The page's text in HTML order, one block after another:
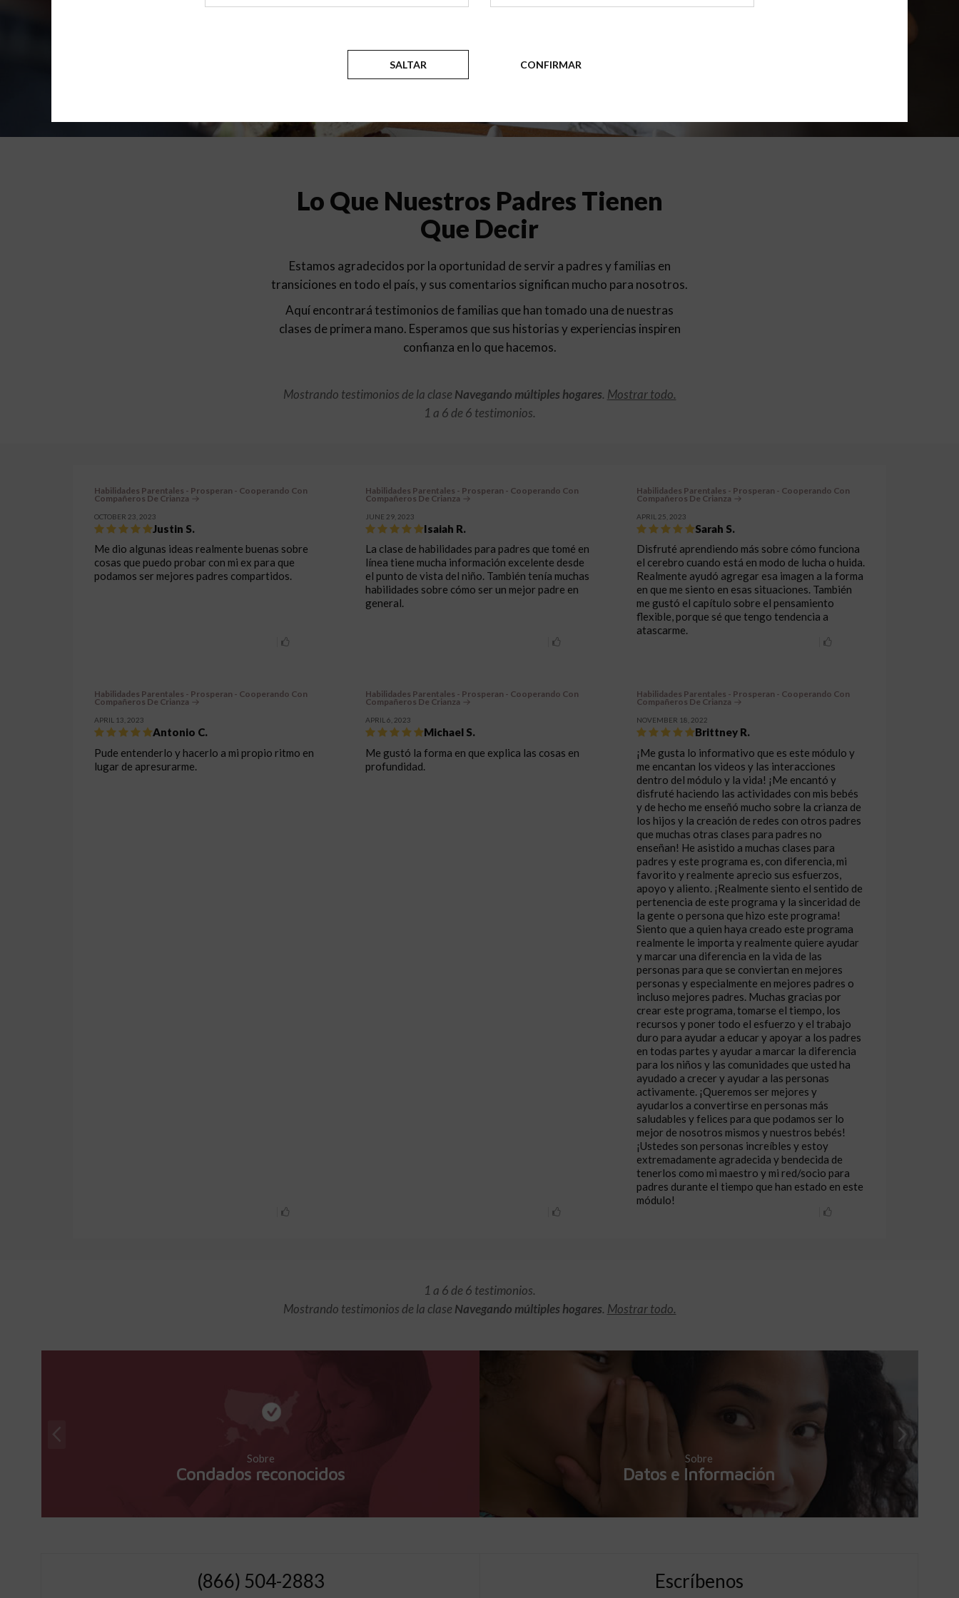
Lo Que Nuestros Padres Tienen
Que Decir
Estamos agradecidos por la oportunidad de servir a padres y familias en
transiciones en todo el país, y sus comentarios significan mucho para nosotros.
Aquí encontrará testimonios de familias que han tomado una de nuestras
clases de primera mano. Esperamos que sus historias y experiencias inspiren
confianza en lo que hacemos.
Mostrando testimonios de la clase Navegando múltiples hogares. Mostrar todo.
1 a 6 de 6 testimonios.
Habilidades Parentales - Prosperan - Cooperando Con
Compañeros De Crianza
OCTOBER 23, 2023
Justin S.
Me dio algunas ideas realmente buenas sobre
cosas que puedo probar con mi ex para que
podamos ser mejores padres compartidos.
Habilidades Parentales - Prosperan - Cooperando Con
Compañeros De Crianza
JUNE 29, 2023
Isaiah R.
La clase de habilidades para padres que tomé en
línea tiene mucha información excelente desde
el punto de vista del niño. También tenía muchas
habilidades sobre cómo ser un mejor padre en
general.
Habilidades Parentales - Prosperan - Cooperando Con
Compañeros De Crianza
APRIL 25, 2023
Sarah S.
Disfruté aprendiendo más sobre cómo funciona
el cerebro cuando está en modo de lucha o huida.
Realmente ayudó agregar esa imagen a la forma
en que me siento en esas situaciones. También
me gustó el capítulo sobre el pensamiento
flexible, porque sé que tengo tendencia a
atascarme.
Habilidades Parentales - Prosperan - Cooperando Con
Compañeros De Crianza
APRIL 13, 2023
Antonio C.
Pude entenderlo y hacerlo a mi propio ritmo en
lugar de apresurarme.
Habilidades Parentales - Prosperan - Cooperando Con
Compañeros De Crianza
APRIL 6, 2023
Michael S.
Me gustó la forma en que explica las cosas en
profundidad.
Habilidades Parentales - Prosperan - Cooperando Con
Compañeros De Crianza
NOVEMBER 18, 2022
Brittney R.
¡Me gusta lo informativo que es este módulo y
me encantan los videos y las interacciones
dentro del módulo y la vida! ¡Me encantó y
disfruté haciendo las actividades con mis bebés
y de hecho me enseñó mucho sobre la crianza de
los hijos y la creación de redes con otros padres
que muchas otras clases para padres no
enseñan! He asistido a muchas clases para
padres y este programa es, con diferencia, mi
favorito y realmente aprecio sus esfuerzos,
apoyo y aliento. ¡Realmente siento el sentido de
pertenencia de este programa y la sinceridad de
la gente o persona que hizo este programa!
Siento que a quien haya creado este programa
realmente le importa y realmente quiere ayudar
y marcar una diferencia en la vida de las
personas para que se conviertan en mejores
personas y especialmente en mejores padres o
incluso mejores padres. Muchas gracias por
crear este programa, tomarse el tiempo, los
recursos y poner todo el esfuerzo y el trabajo
duro para ayudar a educar y apoyar a los padres
en todas partes y ayudar a marcar la diferencia
para los niños y las comunidades que usted ha
ayudado a crecer y ayudar a las personas
activamente. ¡Queremos ser mejores y
ayudarlos a convertirse en personas más
saludables y felices para que podamos ser lo
mejor de nosotros mismos y nuestros bebés!
¡Ustedes son personas increíbles y estoy
extremadamente agradecida y bendecida de
tenerlos como mi maestro y mi red/socio para
padres durante el tiempo que han estado en este
módulo!
1 a 6 de 6 testimonios.
Mostrando testimonios de la clase Navegando múltiples hogares. Mostrar todo.
Sobre
Condados reconocidos
Sobre
Datos e Información
(866) 504-2883 Escríbenos
SALTAR CONFIRMAR